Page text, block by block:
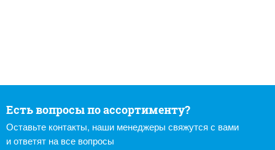
Есть вопросы по ассортименту?
Оставьте контакты, наши менеджеры свяжутся с вами
и ответят на все вопросы